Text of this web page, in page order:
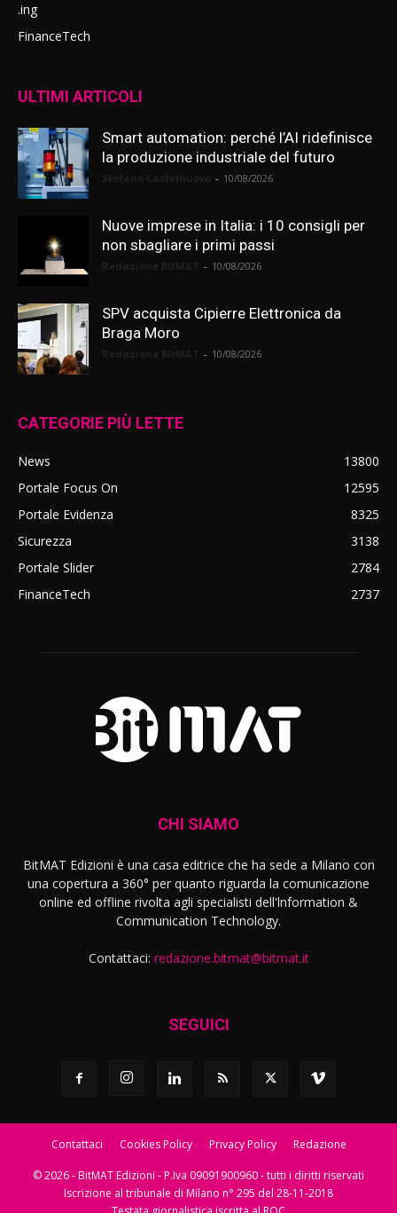
.ing
FinanceTech
ULTIMI ARTICOLI
Smart automation: perché l’AI ridefinisce
la produzione industriale del futuro
- 10/08/2026
Nuove imprese in Italia: i 10 consigli per
non sbagliare i primi passi
- 10/08/2026
SPV acquista Cipierre Elettronica da
Braga Moro
- 10/08/2026
CATEGORIE PIÙ LETTE
News
13800
Portale Focus On
12595
Portale Evidenza
8325
Sicurezza
3138
Portale Slider
2784
FinanceTech
2737
CHI SIAMO
BitMAT Edizioni è una casa editrice che ha sede a Milano con
una copertura a 360° per quanto riguarda la comunicazione
online ed offline rivolta agli specialisti dell'lnformation &
Communication Technology.
Contattaci: redazione.bitmat@bitmat.it
SEGUICI
Contattaci Cookies Policy Privacy Policy Redazione
© 2026 - BitMAT Edizioni - P.Iva 09091900960 - tutti i diritti riservati
Iscrizione al tribunale di Milano n° 295 del 28-11-2018